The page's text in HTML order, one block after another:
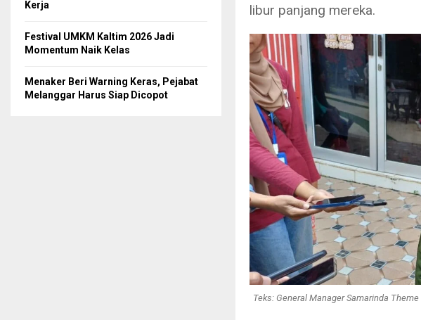
libur panjang mereka.
Teks: General Manager Samarinda
Kerja
Festival UMKM Kaltim 2026 Jadi
Momentum Naik Kelas
Menaker Beri Warning Keras, Pejabat
Melanggar Harus Siap Dicopot